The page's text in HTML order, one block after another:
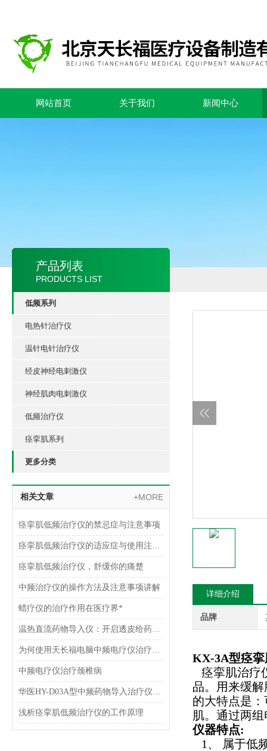
网站首页 关于我们 新闻中心
产品列表
PRODUCTS LIST
低频系列
电热针治疗仪
温针电针治疗仪
经皮神经电刺激仪
神经肌肉电刺激仪
低频治疗仪
痉挛肌系列
更多分类
相关文章 +MORE
痉挛肌低频治疗仪的禁忌症与注意事项
痉挛肌低频治疗仪的适应症与使用注意事项
痉挛肌低频治疗仪，舒缓你的痛楚
中频治疗仪的操作方法及注意事项讲解
蜡疗仪的治疗作用在医疗界*
温热直流药物导入仪：开启透皮给药的精准之门
为何使用天长福电脑中频电疗仪治疗颈椎病呢？有用吗？
中频电疗仪治疗颈椎病
华医HY-D03A型中频药物导入治疗仪技术参数
浅析痉挛肌低频治疗仪的工作原理
详细介绍
品牌
KX-3A型痉
痉挛肌治疗
品。用来缓
的大特点是
肌。通过两
仪器特点:
1、 属于低